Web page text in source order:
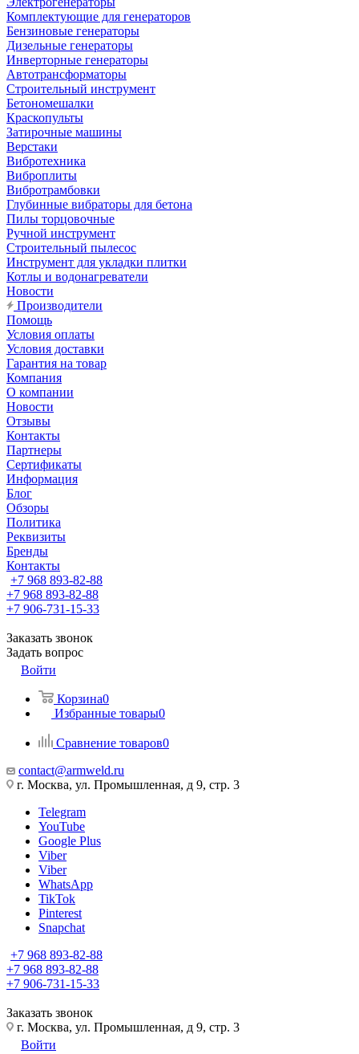
Комплектующие для генераторов
Бензиновые генераторы
Дизельные генераторы
Инверторные генераторы
Автотрансформаторы
Строительный инструмент
Бетономешалки
Краскопульты
Затирочные машины
Верстаки
Вибротехника
Виброплиты
Вибротрамбовки
Глубинные вибраторы для бетона
Пилы торцовочные
Ручной инструмент
Строительный пылесос
Инструмент для укладки плитки
Котлы и водонагреватели
Новости
Производители
Помощь
Условия оплаты
Условия доставки
Гарантия на товар
Компания
О компании
Новости
Отзывы
Контакты
Партнеры
Сертификаты
Информация
Блог
Обзоры
Политика
Реквизиты
Бренды
Контакты
+7 968 893-82-88
+7 968 893-82-88
+7 906-731-15-33
Заказать звонок
Задать вопрос
Войти
Корзина0
Избранные товары0
Сравнение товаров0
contact@armweld.ru
г. Москва, ул. Промышленная, д 9, стр. 3
Telegram
YouTube
Google Plus
Viber
Viber
WhatsApp
TikTok
Pinterest
Snapchat
+7 968 893-82-88
+7 968 893-82-88
+7 906-731-15-33
Заказать звонок
г. Москва, ул. Промышленная, д 9, стр. 3
Войти